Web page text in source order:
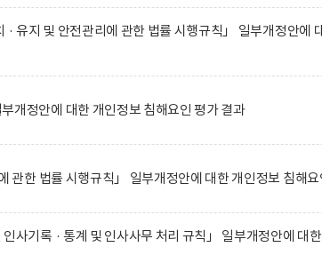
· 유지 및 안전관리에 관한 법률 시행규칙」 일부개정안에
부개정안에 대한 개인정보 침해요인 평가 결과
관한 법률 시행규칙」 일부개정안에 대한 개인정보 침해
인사기록 · 통계 및 인사사무 처리 규칙」 일부개정안에 대